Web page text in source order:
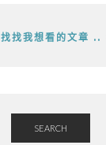
找找我想看的文章 ..
SEARCH